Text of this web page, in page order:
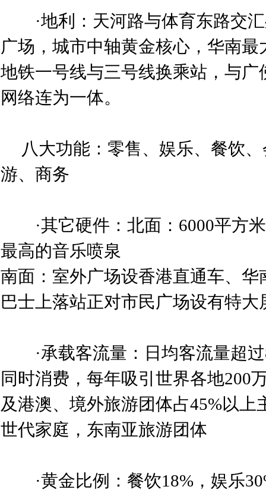
·地利：天河路与体育东路交汇
广场，城市中轴黄金核心，华南
地铁一号线与三号线换乘站，与
网络连为一体。
八大功能：零售、娱乐、餐饮、
游、商务
·其它硬件：北面：6000平方米
最高的音乐喷泉
南面：室外广场设香港直通车、
巴士上落站正对市民广场设有特大
·承载客流量：日均客流量超过
同时消费，每年吸引世界各地200
及港澳、境外旅游团体占45%以上
世代家庭，东南亚旅游团体
·黄金比例：餐饮18%，娱乐